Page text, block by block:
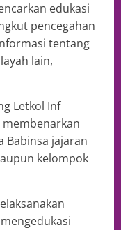
edukasi
pencegahan
tentang
lain,
Letkol Inf
membenarkan
Babinsa jajaran
kelompok